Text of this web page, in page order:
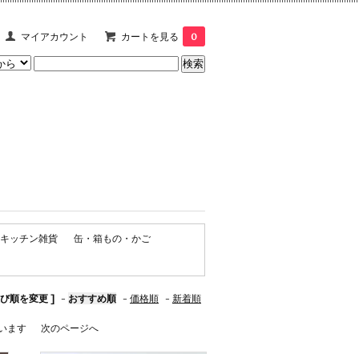
マイアカウント カートを見る 0
ッチン雑貨
缶・箱もの・かご
順を変更 ] - おすすめ順 - 価格順 - 新着順
ます 次のページへ